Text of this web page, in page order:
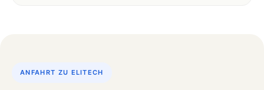
ANFAHRT ZU ELITECH